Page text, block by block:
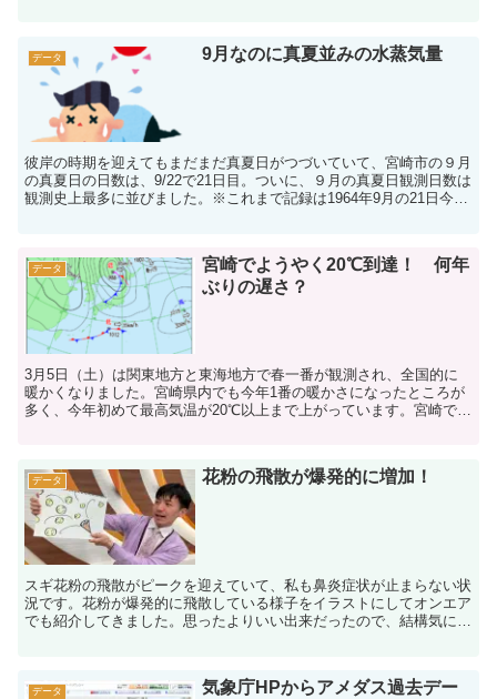
データ 9月なのに真夏並みの水蒸気量
彼岸の時期を迎えてもまだまだ真夏日がつづいていて、宮崎市の９月
の真夏日の日数は、9/22で21日目。ついに、９月の真夏日観測日数は
観測史上最多に並びました。※これまで記録は1964年9月の21日今後
データ
宮崎でようやく20℃到達！ 何年
ぶりの遅さ？
3月5日（土）は関東地方と東海地方で春一番が観測され、全国的に
暖かくなりました。宮崎県内でも今年1番の暖かさになったところが
多く、今年初めて最高気温が20℃以上まで上がっています。宮崎では
データ 花粉の飛散が爆発的に増加！
スギ花粉の飛散がピークを迎えていて、私も鼻炎症状が止まらない状
況です。花粉が爆発的に飛散している様子をイラストにしてオンエア
でも紹介してきました。思ったよりいい出来だったので、結構気に入
データ
気象庁HPからアメダス過去デー